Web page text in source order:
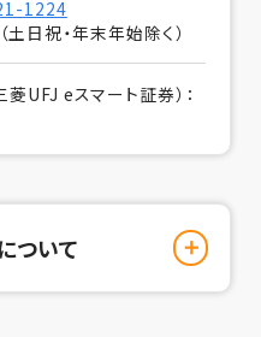
1224
日祝・年末年始除く）
UFJ eスマート証券）：
ついて